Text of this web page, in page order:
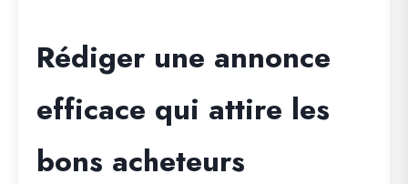
Rédiger une annonce
efficace qui attire les
bons acheteurs